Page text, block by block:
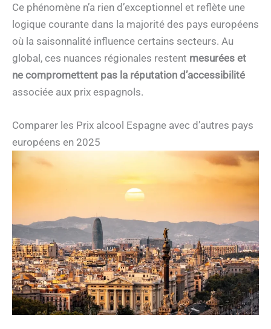
Ce phénomène n’a rien d’exceptionnel et reflète une
logique courante dans la majorité des pays européens
où la saisonnalité influence certains secteurs. Au
global, ces nuances régionales restent mesurées et
ne compromettent pas la réputation d’accessibilité
associée aux prix espagnols.
Comparer les Prix alcool Espagne avec d’autres pays
européens en 2025